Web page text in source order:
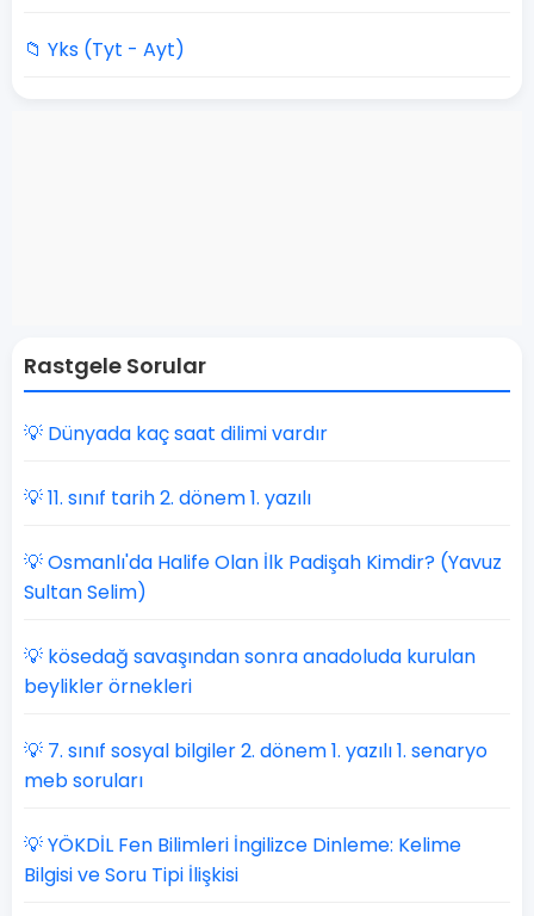
📁 Yks (Tyt - Ayt)
Rastgele Sorular
💡 Dünyada kaç saat dilimi vardır
💡 11. sınıf tarih 2. dönem 1. yazılı
💡 Osmanlı'da Halife Olan İlk Padişah Kimdir? (Yavuz
Sultan Selim)
💡 kösedağ savaşından sonra anadoluda kurulan
beylikler örnekleri
💡 7. sınıf sosyal bilgiler 2. dönem 1. yazılı 1. senaryo
meb soruları
💡 YÖKDİL Fen Bilimleri İngilizce Dinleme: Kelime
Bilgisi ve Soru Tipi İlişkisi